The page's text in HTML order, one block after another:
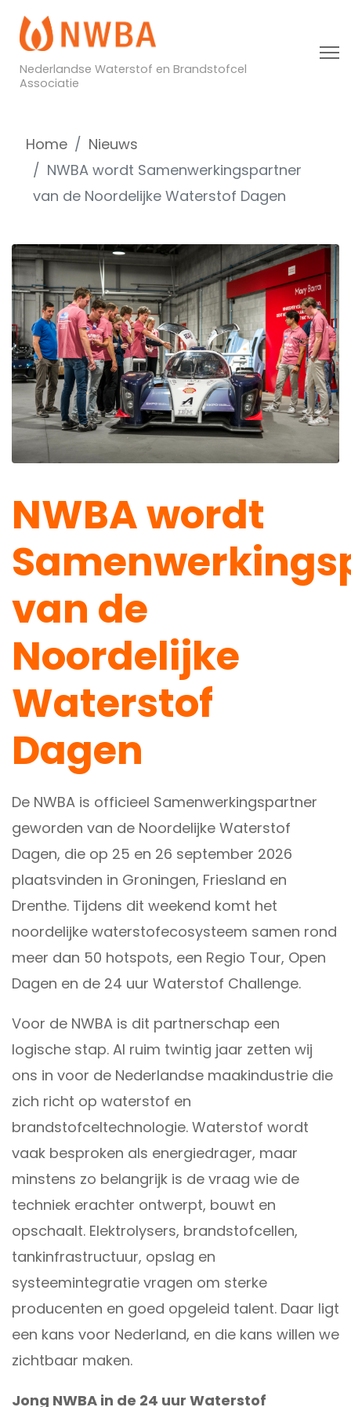
Nederlandse Waterstof en Brandstofcel
Associatie
Home
Nieuws
NWBA wordt Samenwerkingspartner
van de Noordelijke Waterstof Dagen
NWBA wordt
van de
Noordelijke
Waterstof
Dagen
De NWBA is officieel Samenwerkingspartner
geworden van de Noordelijke Waterstof
Dagen, die op 25 en 26 september 2026
plaatsvinden in Groningen, Friesland en
Drenthe. Tijdens dit weekend komt het
noordelijke waterstofecosysteem samen rond
meer dan 50 hotspots, een Regio Tour, Open
Dagen en de 24 uur Waterstof Challenge.
Voor de NWBA is dit partnerschap een
logische stap. Al ruim twintig jaar zetten wij
ons in voor de Nederlandse maakindustrie die
zich richt op waterstof en
brandstofceltechnologie. Waterstof wordt
vaak besproken als energiedrager, maar
minstens zo belangrijk is de vraag wie de
techniek erachter ontwerpt, bouwt en
opschaalt. Elektrolysers, brandstofcellen,
tankinfrastructuur, opslag en
systeemintegratie vragen om sterke
producenten en goed opgeleid talent. Daar ligt
een kans voor Nederland, en die kans willen we
zichtbaar maken.
Jong NWBA in de 24 uur Waterstof